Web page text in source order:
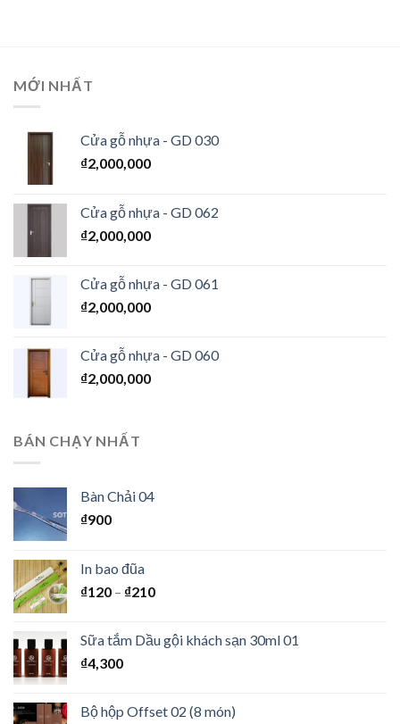
MỚI NHẤT
Cửa gỗ nhựa - GD 030
₫2,000,000
Cửa gỗ nhựa - GD 062
₫2,000,000
Cửa gỗ nhựa - GD 061
₫2,000,000
Cửa gỗ nhựa - GD 060
₫2,000,000
BÁN CHẠY NHẤT
Bàn Chải 04
₫900
In bao đũa
₫120 – ₫210
Sữa tắm Dầu gội khách sạn 30ml 01
₫4,300
Bộ hộp Offset 02 (8 món)